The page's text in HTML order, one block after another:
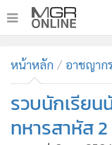
ทันเหตุการณ์
• ภาคใต้
Online Section
หน้าหลัก อาชญาก
รวบนักเรีย
ทหารสาหัส 2